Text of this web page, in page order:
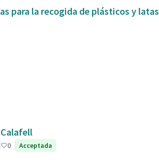
para la recogida de plásticos y latas
0 Acceptada